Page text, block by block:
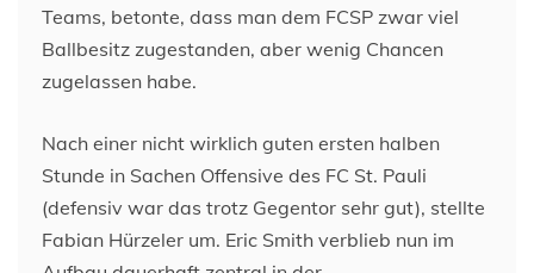
Teams, betonte, dass man dem FCSP zwar viel
Ballbesitz zugestanden, aber wenig Chancen
zugelassen habe.
Nach einer nicht wirklich guten ersten halben
Stunde in Sachen Offensive des FC St. Pauli
(defensiv war das trotz Gegentor sehr gut), stellte
Fabian Hürzeler um. Eric Smith verblieb nun im